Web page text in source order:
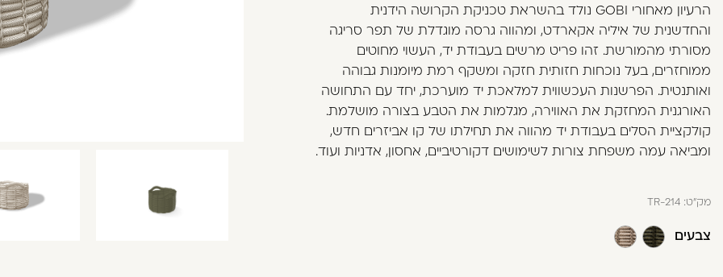
בְּתוֹכְנַת
קוֹרֵא־מָסָךְ;
לְחַץ
Control-
F10
לִפְתִיחַת
תַּפְרִיט
נְגִישׁוּת.
הרעיון מאחורי GOBI נולד בהשראת טכניקת הקרושה הידנית
והחדשנית של איליה אקארדט, ומהווה גרסה מוגדלת של תפר סריגה
מסורתי מהמורשת. זהו פריט מרשים בעבודת יד, העשוי מחוטים
ממוחזרים, בעל נוכחות חזותית חזקה ומשקף רמת מיומנות גבוהה
ואותנטית. הפרשנות העכשווית למלאכת יד מוערכת, יחד עם התחושה
האורגנית המחזקת את האווירה, מגלמות את הטבע בצורה מושלמת.
קולקציית הסלים בעבודת יד מהווה את תחילתו של קו אביזרים חדש,
ומביאה עמה משפחת צורות לשימושים דקורטיביים, אחסון, אדניות ועוד.
מק"ט:TR-214
צבעים